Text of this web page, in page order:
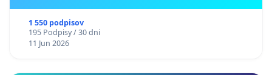
1 550 podpisov
195 Podpisy / 30 dni
11 Jun 2026